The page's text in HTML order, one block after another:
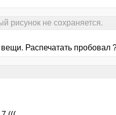
рисунок не сохраняется.
Распечатать пробовал